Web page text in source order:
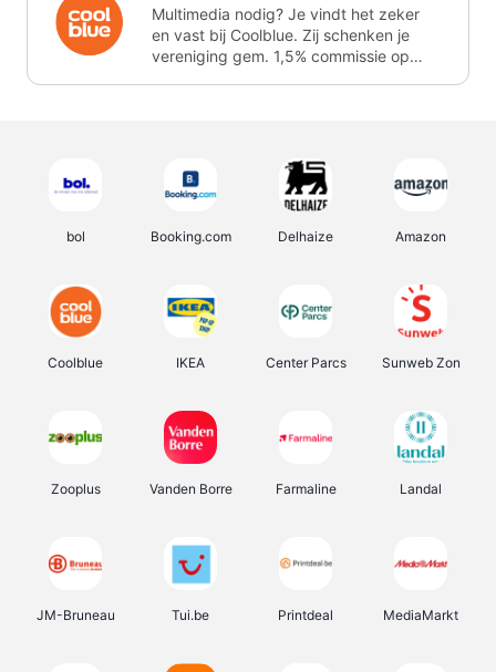
Multimedia nodig? Je vindt het zeker
en vast bij Coolblue. Zij schenken je
vereniging gem. 1,5% commissie op
bol Booking.com Delhaize Amazon
Coolblue IKEA Center Parcs Sunweb Zon
Zooplus Vanden Borre Farmaline Landal
JM-Bruneau Tui.be Printdeal MediaMarkt